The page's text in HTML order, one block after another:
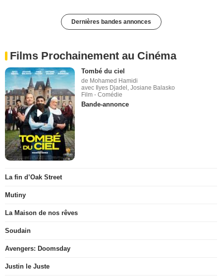
Dernières bandes annonces
Films Prochainement au Cinéma
Tombé du ciel
de Mohamed Hamidi
avec Ilyes Djadel, Josiane Balasko
Film - Comédie
Bande-annonce
La fin d’Oak Street
Mutiny
La Maison de nos rêves
Soudain
Avengers: Doomsday
Justin le Juste